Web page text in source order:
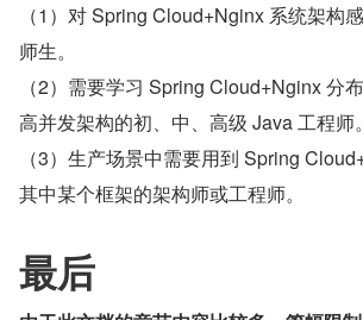
（1）对 Spring Cloud+Nginx 系统架构
师生。
（2）需要学习 Spring Cloud+Nginx 分
高并发架构的初、中、高级 Java 工程师。
（3）生产场景中需要用到 Spring
其中某个框架的架构师或工程师。
最后